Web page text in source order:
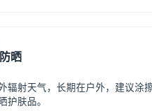
防晒
辐射天气，长期在户外，建议涂
护肤品。